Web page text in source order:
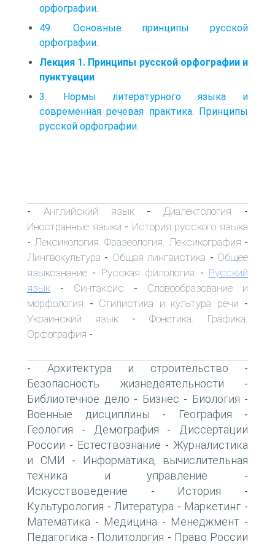
орфографии.
49. Основные принципы русской
орфографии.
Лекция 1. Принципы русской орфографии и
пунктуации
3. Нормы литературного языка и
современная речевая практика. Принципы
русской орфографии.
- Английский язык- Диалектология -
Иностранные языки - История русского языка
- Лексикология. Фразеология. Лексикография -
Лингвокультура - Общая лингвистика - Общее
языкознание - Русская филология - Русский
язык - Синтаксис - Словообразование и
морфология - Стилистика и культура речи -
Украинский язык - Фонетика. Графика.
Орфография -
- Архитектура и строительство -
Безопасность жизнедеятельности -
Библиотечное дело - Бизнес - Биология -
Военные дисциплины - География -
Геология - Демография -
Диссертации
России - Естествознание - Журналистика
и СМИ -
Информатика, вычислительная
техника и управление -
Искусствоведение - История -
Культурология - Литература - Маркетинг -
Математика - Медицина - Менеджмент -
Педагогика - Политология - Право России